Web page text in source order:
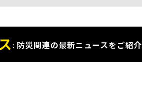
防災関連の最新ニュースをご紹介